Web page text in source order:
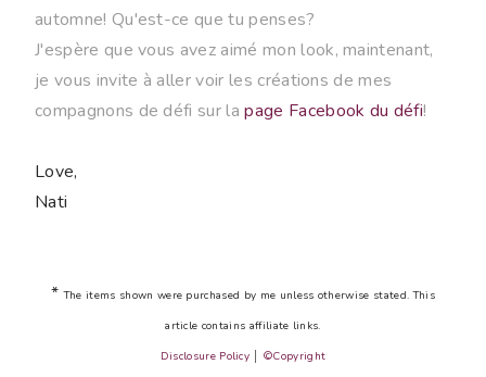
automne! Qu'est-ce que tu penses?
J'espère que vous avez aimé mon look, maintenant,
je vous invite à aller voir les créations de mes
compagnons de défi sur lapage Facebook du défi!
Love,
Nati
*The items shown were purchased by me unless otherwise stated. This
article contains affiliate links.
Disclosure Policy
©Copyright